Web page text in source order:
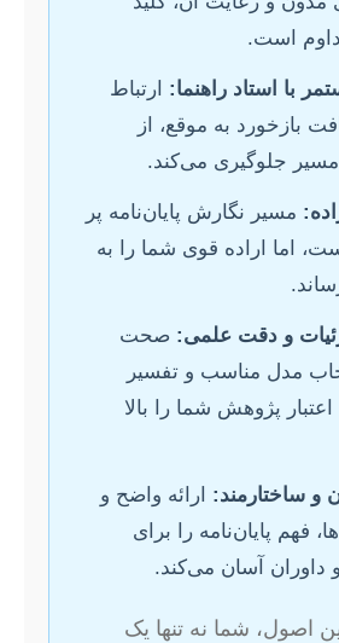
است.
با استاد راهنما: ارتباط
بازخورد به موقع، از
مسیر جلوگیری می‌کند.
مسیر نگارش پایان‌نامه پر
اما اراده قوی شما را به
و دقت علمی: صحت
مدل مناسب و تفسیر
اعتبار پژوهش شما را بالا
و ساختارمند: ارائه واضح و
فهم پایان‌نامه را برای
داوران آسان می‌کند.
اصول، شما نه تنها یک